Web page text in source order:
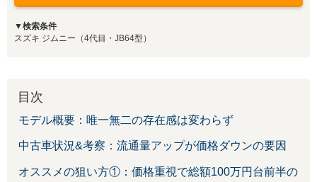
▼検索条件
スズキ ジムニー（4代目・JB64型）
目次
モデル概要：唯一無二の存在感は変わらず
中古車状況&考察：流通量アップが価格ダウンの要因
オススメの狙い方①：価格重視で総額100万円台前半の